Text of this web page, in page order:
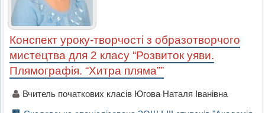
Конспект уроку-творчості з образотворчого
мистецтва для 2 класу “Розвиток уяви.
Плямографія. “Хитра пляма””
Вчитель початкових класів Югова Наталя Іванівна